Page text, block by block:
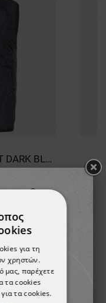
Ανδρικό γιλέκο REVOLT DARK BLUE
ΤΗ
για τη
χρηστών.
μας, παρέχετε
τα cookies
τα cookies.